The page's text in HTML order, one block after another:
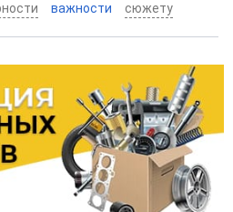
важности сюжету